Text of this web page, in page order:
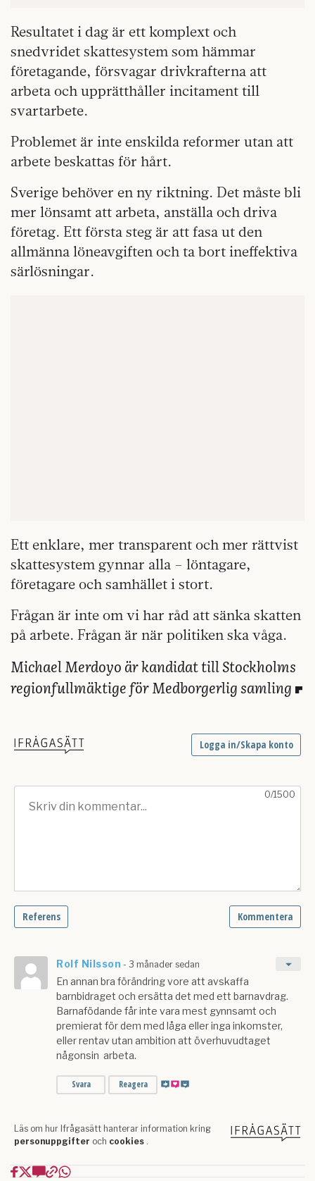
Resultatet i dag är ett komplext och
snedvridet skattesystem som hämmar
företagande, försvagar drivkrafterna att
arbeta och upprätthåller incitament till
svartarbete.
Problemet är inte enskilda reformer utan att
arbete beskattas för hårt.
Sverige behöver en ny riktning. Det måste bli
mer lönsamt att arbeta, anställa och driva
företag. Ett första steg är att fasa ut den
allmänna löneavgiften och ta bort ineffektiva
särlösningar.
Ett enklare, mer transparent och mer rättvist
skattesystem gynnar alla – löntagare,
företagare och samhället i stort.
Frågan är inte om vi har råd att sänka skatten
på arbete. Frågan är när politiken ska våga.
Michael Merdoyo är kandidat till Stockholms
regionfullmäktige för Medborgerlig samling